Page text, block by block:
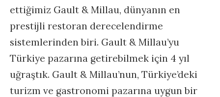
ettiğimiz Gault & Millau, dünyanın en
prestijli restoran derecelendirme
sistemlerinden biri. Gault & Millau’yu
Türkiye pazarına getirebilmek için 4 yıl
uğraştık. Gault & Millau’nun, Türkiye’deki
turizm ve gastronomi pazarına uygun bir